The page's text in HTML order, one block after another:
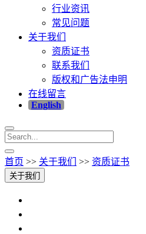
行业资讯
常见问题
关于我们
资质证书
联系我们
版权和广告法申明
在线留言
English
首页 >> 关于我们 >> 资质证书
关于我们